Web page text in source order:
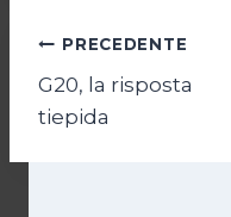
Navigazione
articoli
PRECEDENTE
G20, la risposta
tiepida